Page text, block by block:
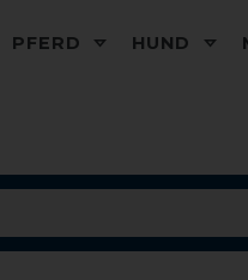
PFERD HUND